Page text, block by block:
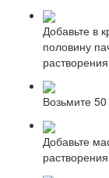
Добавьте в
половину
Возьмите
Добавьте